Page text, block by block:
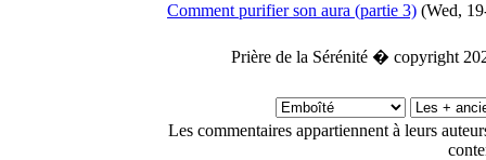
Comment purifier son aura (partie 3) (Wed,
Prière de la Sérénité � copyright
Les commentaires appartiennent à leurs